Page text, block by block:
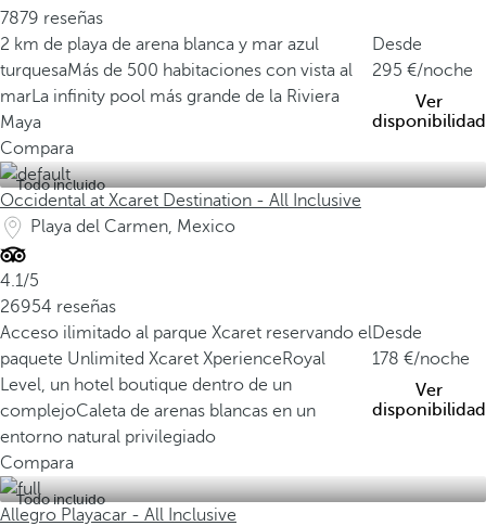
7879 reseñas
2 km de playa de arena blanca y mar azul
turquesaMás de 500 habitaciones con vista al
marLa infinity pool más grande de la Riviera
Maya
Desde
295
/noche
Ver
disponibilidad
Compara
Todo incluido
Occidental at Xcaret Destination - All Inclusive
Playa del Carmen, Mexico
4.1/5
26954 reseñas
Acceso ilimitado al parque Xcaret reservando el
paquete Unlimited Xcaret XperienceRoyal
Level, un hotel boutique dentro de un
complejoCaleta de arenas blancas en un
entorno natural privilegiado
Desde
178
/noche
Ver
disponibilidad
Compara
Todo incluido
Allegro Playacar - All Inclusive